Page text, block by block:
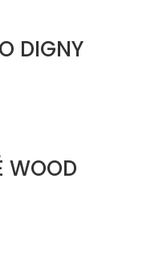
DIGNY
WOOD